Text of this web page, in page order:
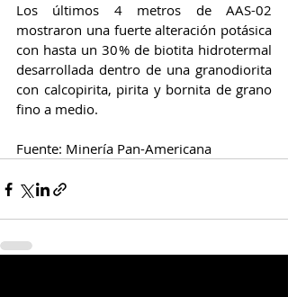
Los últimos 4 metros de AAS-02
mostraron una fuerte alteración potásica
con hasta un 30% de biotita hidrotermal
desarrollada dentro de una granodiorita
con calcopirita, pirita y bornita de grano
fino a medio.
Fuente: Minería Pan-Americana